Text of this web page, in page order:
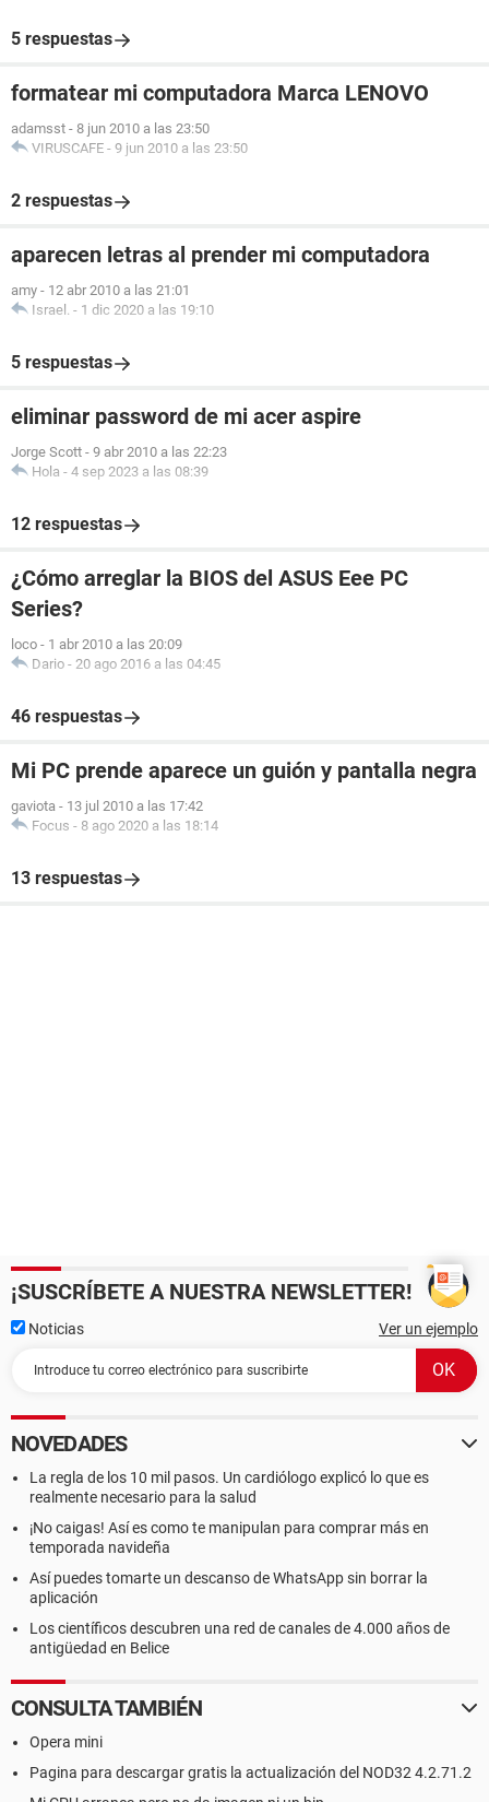
5 respuestas
formatear mi computadora Marca LENOVO
adamsst - 8 jun 2010 a las 23:50
VIRUSCAFE - 9 jun 2010 a las 23:50
2 respuestas
aparecen letras al prender mi computadora
amy - 12 abr 2010 a las 21:01
Israel. - 1 dic 2020 a las 19:10
5 respuestas
eliminar password de mi acer aspire
Jorge Scott - 9 abr 2010 a las 22:23
Hola - 4 sep 2023 a las 08:39
12 respuestas
¿Cómo arreglar la BIOS del ASUS Eee PC
Series?
loco - 1 abr 2010 a las 20:09
Dario - 20 ago 2016 a las 04:45
46 respuestas
Mi PC prende aparece un guión y pantalla negra
gaviota - 13 jul 2010 a las 17:42
Focus - 8 ago 2020 a las 18:14
13 respuestas
¡SUSCRÍBETE A NUESTRA NEWSLETTER!
Noticias Ver un ejemplo
NOVEDADES
La regla de los 10 mil pasos. Un cardiólogo explicó lo que es
realmente necesario para la salud
¡No caigas! Así es como te manipulan para comprar más en
temporada navideña
Así puedes tomarte un descanso de WhatsApp sin borrar la
aplicación
Los científicos descubren una red de canales de 4.000 años de
antigüedad en Belice
CONSULTA TAMBIÉN
Opera mini
Pagina para descargar gratis la actualización del NOD32 4.2.71.2